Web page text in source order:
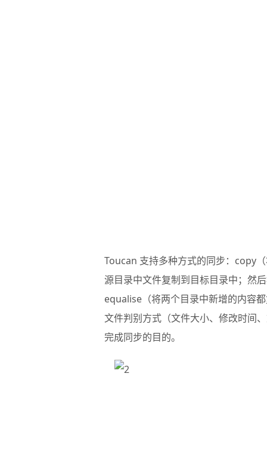
Toucan 支持多种方式的同步：copy
源目录中文件复制到目标目录中；然
equalise（将两个目录中新增的内容
文件判别方式（文件大小、修改时间
完成同步的目的。